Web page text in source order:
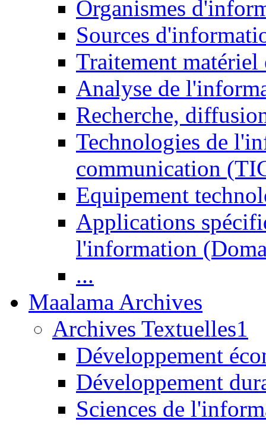
Organismes
Sources
Traitement matériel
Analyse de
Recherche,
Technologies de
communication
Equipement
Applications
l'information
...
Maalama Archives
Archives Textuelles1
Développement
Développement
Sciences de